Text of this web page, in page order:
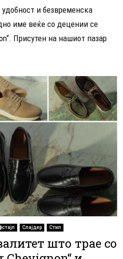
удобност и безвременска
име веќе со децении се
Присутен на нашиот пазар
Слајдер Стил
што трае со